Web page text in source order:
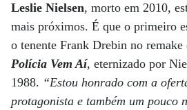
Leslie Nielsen, morto em 2010,
mais próximos. É que o primeiro
o tenente Frank Drebin no remake
Polícia Vem Aí, eternizado por
1988. “Estou honrado com a
protagonista e também um pouco